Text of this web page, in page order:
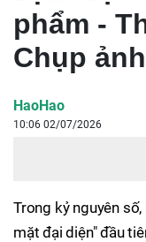
phẩm -
Chụp
HaoHao
10:06 02/07/2026
Trong kỷ nguyên
mặt đại diện" đầu